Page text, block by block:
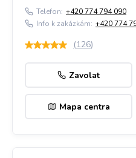
Telefon: +420 774 794 090
Info k zakázkám: +420 774
(126)
Zavolat
Mapa centra